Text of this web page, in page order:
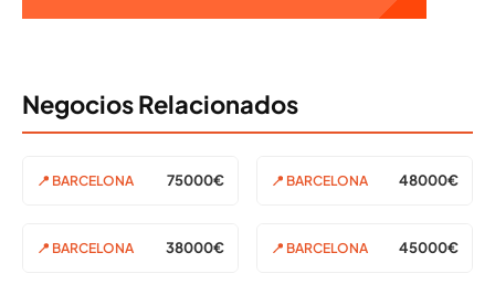
Negocios Relacionados
📍 BARCELONA 75000€ 📍 BARCELONA 48000€
📍 BARCELONA 38000€ 📍 BARCELONA 45000€